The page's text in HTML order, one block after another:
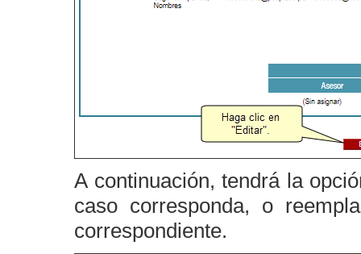
A continuación, tendrá la
caso corresponda, o
correspondiente.